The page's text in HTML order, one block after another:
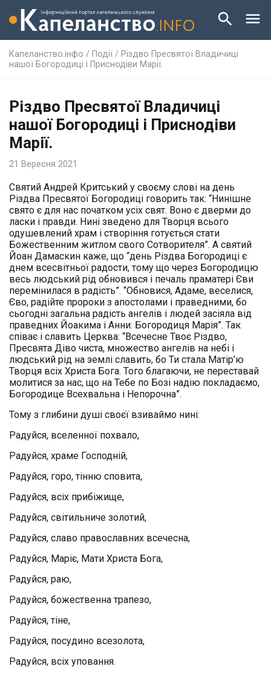
Капеланство.інфо / Події / Різдво Пресвятої Владичиці
нашої Богородиці і Приснодіви Марії.
Різдво Пресвятої Владичиці
нашої Богородиці і Приснодіви
Марії.
21 Вересня 2021
Святий Андрей Критський у своєму слові на день
Різдва Пресвятої Богородиці говорить так: “Нинішне
свято є для нас початком усіх свят. Воно є дверми до
ласки і правди. Нині зведено для Творця всього
одушевлений храм і створіння готується стати
Божественним житлом свого Сотворителя”. А святий
Йоан Дамаскин каже, що “день Різдва Богородиці є
днем всесвітньої радости, тому що через Богородицю
весь людський рід обновився і печаль праматері Єви
перемінилася в радість”. “Обновися, Адаме, веселися,
Єво, радійте пророки з апостолами і праведними, бо
сьогодні загальна радість ангелів і людей засіяла від
праведних Йоакима і Анни: Богородиця Марія”. Так
співає і славить Церква: “Всечесне Твоє Різдво,
Пресвята Діво чиста, множество ангелів на небі і
людський рід на землі славить, бо Ти стала Матір’ю
Творця всіх Христа Бога. Того благаючи, не переставай
молитися за нас, що на Тебе по Бозі надію покладаємо,
Богородице Всехвальна і Непорочна”.
Тому з глибини душі своєї взиваймо нині:
Радуйся, вселенної похвало,
Радуйся, храме Господній,
Радуйся, горо, тінню сповита,
Радуйся, всіх прибіжище,
Радуйся, світильниче золотий,
Радуйся, славо православних всечесна,
Радуйся, Маріє, Мати Христа Бога,
Радуйся, раю,
Радуйся, божественна трапезо,
Радуйся, тіне,
Радуйся, посудино всезолота,
Радуйся, всіх уповання.